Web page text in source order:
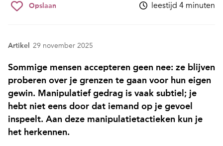
Opslaan leestijd 4 minuten
Artikel 29 november 2025
Sommige mensen accepteren geen nee: ze blijven
proberen over je grenzen te gaan voor hun eigen
gewin. Manipulatief gedrag is vaak subtiel; je
hebt niet eens door dat iemand op je gevoel
inspeelt. Aan deze manipulatietactieken kun je
het herkennen.